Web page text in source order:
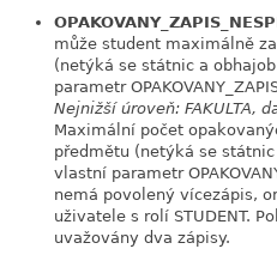
může student maximálně
(netýká se státnic a
parametr
Nejnižší úroveň: FAKULTA,
Maximální počet
předmětu (netýká se
vlastní parametr
nemá povolený vícezápis,
uživatele s rolí STUDENT.
uvažovány dva zápisy.